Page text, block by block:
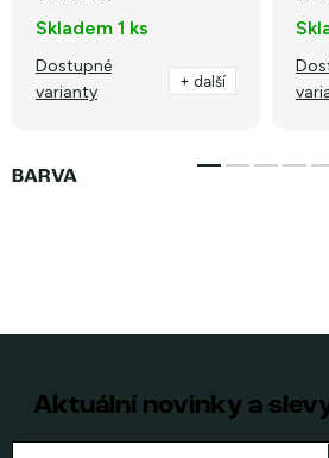
Skladem 1 ks
Dostupné
varianty
+ další
Aktuální novinky a